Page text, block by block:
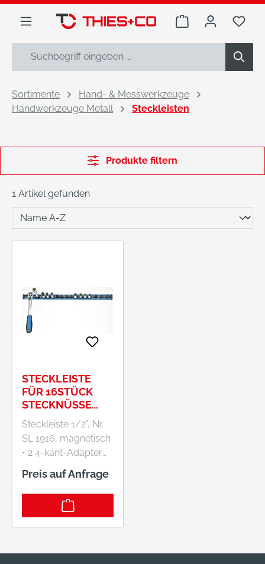
springen
Warenkorb Du
Sortimente
Hand- & Messwerkzeuge
Handwerkzeuge Metall
Steckleisten
Produkte filtern
1 Artikel gefunden
STECKLEISTE
FÜR 16STÜCK
STECKNÜSSE
1/2"-4KANT
580MM GEDORE
Steckleiste 1/2", Nr.
SL 1916, magnetisch
• 2 4-kant-Adapter
für Knarren,
Gleitgriffe,
Verlängerungen • 16
4-kante für 1/2"-
Arretierung durch
Preis auf Anfrage